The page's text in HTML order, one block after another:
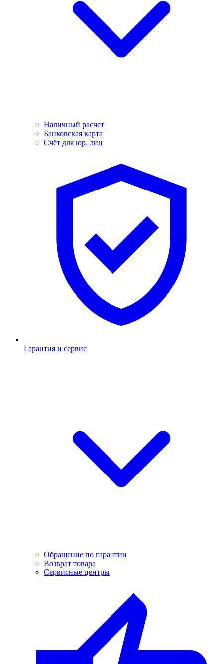
Наличный расчет
Банковская карта
Счёт для юр. лиц
Гарантия и сервис
Обращение по гарантии
Возврат товара
Сервисные центры